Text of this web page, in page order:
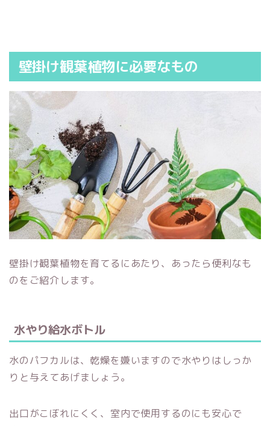
壁掛け観葉植物に必要なもの
壁掛け観葉植物を育てるにあたり、あったら便利なも
のをご紹介します。
水やり給水ボトル
水のパフカルは、乾燥を嫌いますので水やりはしっか
りと与えてあげましょう。
出口がこぼれにくく、室内で使用するのにも安心で